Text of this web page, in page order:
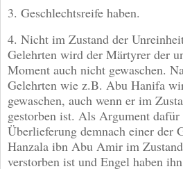
3. Geschlechtsreife haben.
4. Nicht im Zustand der
Gelehrten wird der Märtyrer der
Moment auch nicht gewaschen.
Gelehrten wie z.B. Abu Hanifa
gewaschen, auch wenn er im
gestorben ist. Als Argument dafür
Überlieferung demnach einer der
Hanzala ibn Abu Amir im
verstorben ist und Engel haben